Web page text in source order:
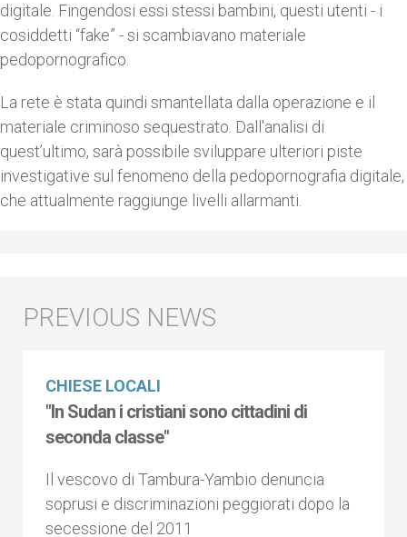
digitale. Fingendosi essi stessi bambini, questi utenti - i
cosiddetti “fake” - si scambiavano materiale
pedopornografico.
La rete è stata quindi smantellata dalla operazione e il
materiale criminoso sequestrato. Dall'analisi di
quest’ultimo, sarà possibile sviluppare ulteriori piste
investigative sul fenomeno della pedopornografia digitale,
che attualmente raggiunge livelli allarmanti.
CHIESE LOCALI
"In Sudan i cristiani sono cittadini di
seconda classe"
Il vescovo di Tambura-Yambio denuncia
soprusi e discriminazioni peggiorati dopo la
secessione del 2011